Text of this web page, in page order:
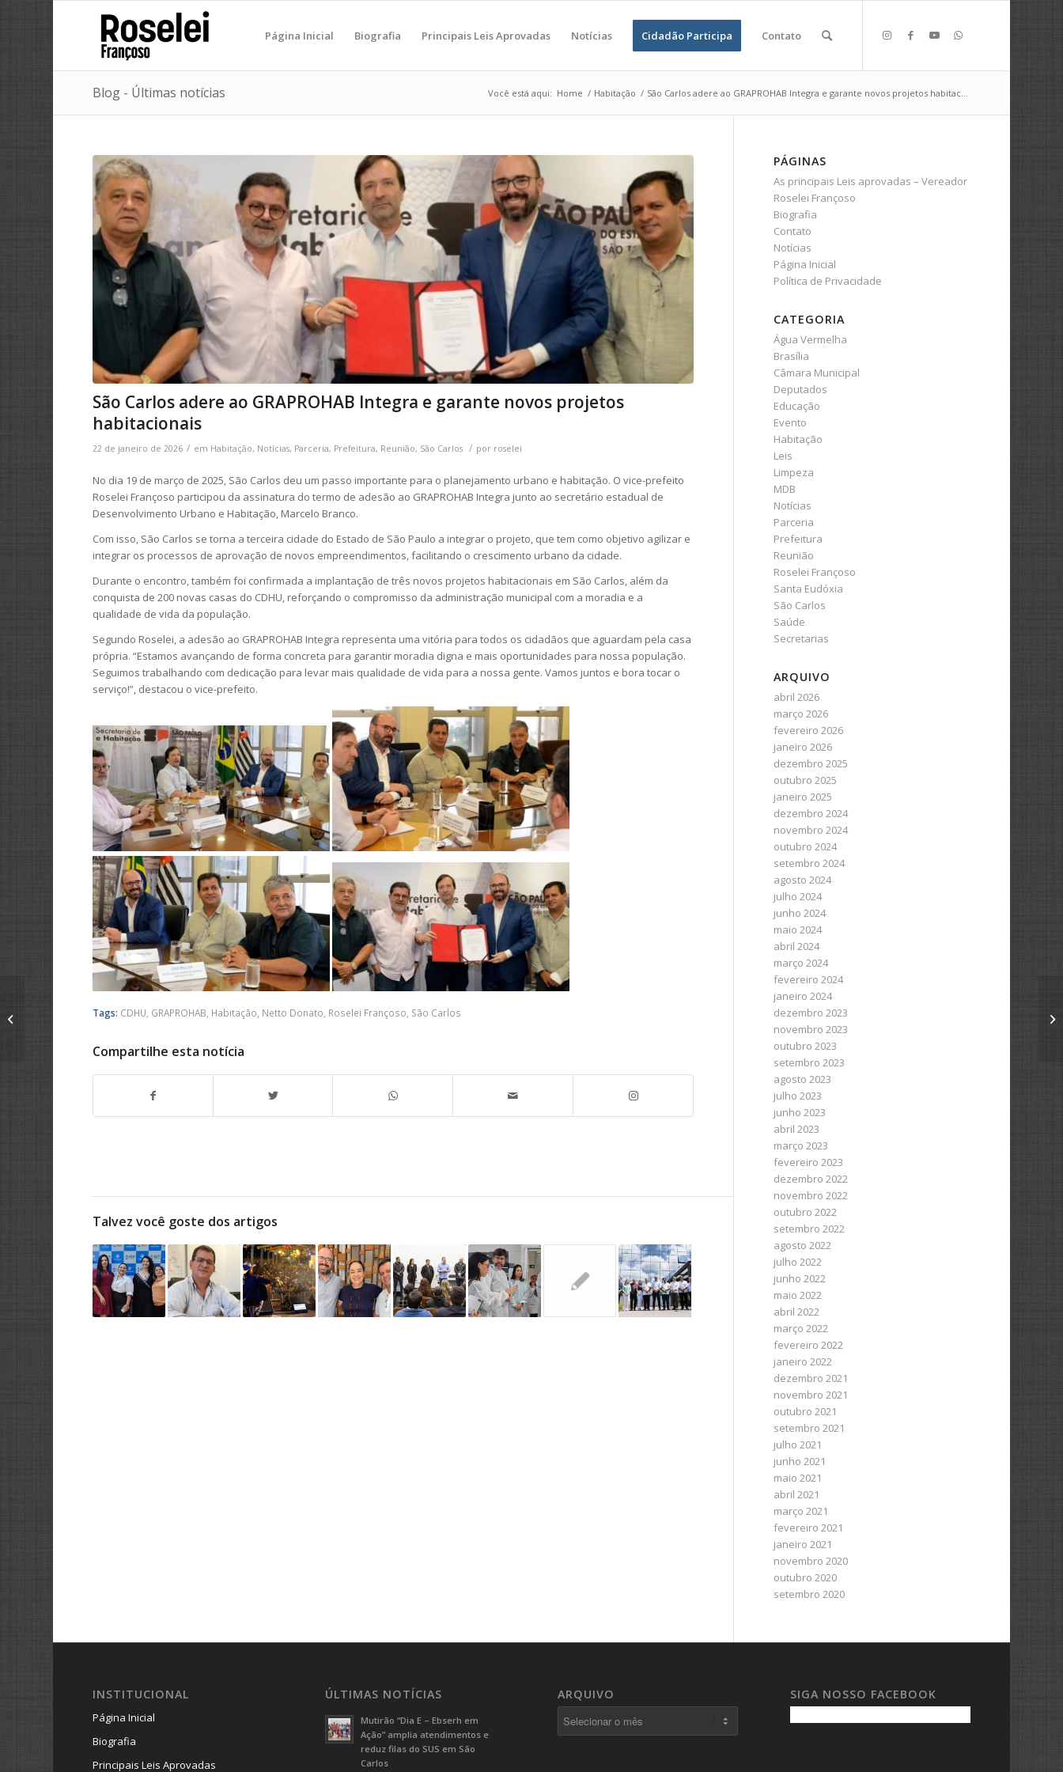
Página Inicial Biografia Principais Leis Aprovadas Notícias Cidadão Participa Contato
Blog - Últimas notícias Você está aqui: Home / Habitação / São Carlos adere ao GRAPROHAB Integra e garante novos projetos habitac...
São Carlos adere ao GRAPROHAB Integra e garante novos projetos
habitacionais
22 de janeiro de 2026 / em Habitação, Notícias, Parceria, Prefeitura, Reunião, São Carlos / por roselei
No dia 19 de março de 2025, São Carlos deu um passo importante para o planejamento urbano e habitação. O vice-prefeito
Roselei Françoso participou da assinatura do termo de adesão ao GRAPROHAB Integra junto ao secretário estadual de
Desenvolvimento Urbano e Habitação, Marcelo Branco.
Com isso, São Carlos se torna a terceira cidade do Estado de São Paulo a integrar o projeto, que tem como objetivo agilizar e
integrar os processos de aprovação de novos empreendimentos, facilitando o crescimento urbano da cidade.
Durante o encontro, também foi confirmada a implantação de três novos projetos habitacionais em São Carlos, além da
conquista de 200 novas casas do CDHU, reforçando o compromisso da administração municipal com a moradia e a
qualidade de vida da população.
Segundo Roselei, a adesão ao GRAPROHAB Integra representa uma vitória para todos os cidadãos que aguardam pela casa
própria. “Estamos avançando de forma concreta para garantir moradia digna e mais oportunidades para nossa população.
Seguimos trabalhando com dedicação para levar mais qualidade de vida para a nossa gente. Vamos juntos e bora tocar o
serviço!”, destacou o vice-prefeito.
Tags: CDHU GRAPROHAB Habitação Netto Donato Roselei Françoso São Carlos
Compartilhe esta notícia
Talvez você goste dos artigos
PÁGINAS
As principais Leis aprovadas – Vereador
Roselei Françoso
Biografia
Contato
Notícias
Página Inicial
Política de Privacidade
CATEGORIA
Água Vermelha
Brasília
Câmara Municipal
Deputados
Educação
Evento
Habitação
Leis
Limpeza
MDB
Notícias
Parceria
Prefeitura
Reunião
Roselei Françoso
Santa Eudóxia
São Carlos
Saúde
Secretarias
ARQUIVO
abril 2026
março 2026
fevereiro 2026
janeiro 2026
dezembro 2025
outubro 2025
janeiro 2025
dezembro 2024
novembro 2024
outubro 2024
setembro 2024
agosto 2024
julho 2024
junho 2024
maio 2024
abril 2024
março 2024
fevereiro 2024
janeiro 2024
dezembro 2023
novembro 2023
outubro 2023
setembro 2023
agosto 2023
julho 2023
junho 2023
abril 2023
março 2023
fevereiro 2023
dezembro 2022
novembro 2022
outubro 2022
setembro 2022
agosto 2022
julho 2022
junho 2022
maio 2022
abril 2022
março 2022
fevereiro 2022
janeiro 2022
dezembro 2021
novembro 2021
outubro 2021
setembro 2021
julho 2021
junho 2021
maio 2021
abril 2021
março 2021
fevereiro 2021
janeiro 2021
novembro 2020
outubro 2020
setembro 2020
INSTITUCIONAL
Página Inicial
Biografia
Principais Leis Aprovadas
ÚLTIMAS NOTÍCIAS
Mutirão “Dia E – Ebserh em
Ação” amplia atendimentos e
reduz filas do SUS em São
Carlos
ARQUIVO SIGA NOSSO FACEBOOK
Ecovias apresenta
projeto de ampliação
Washington Luís em